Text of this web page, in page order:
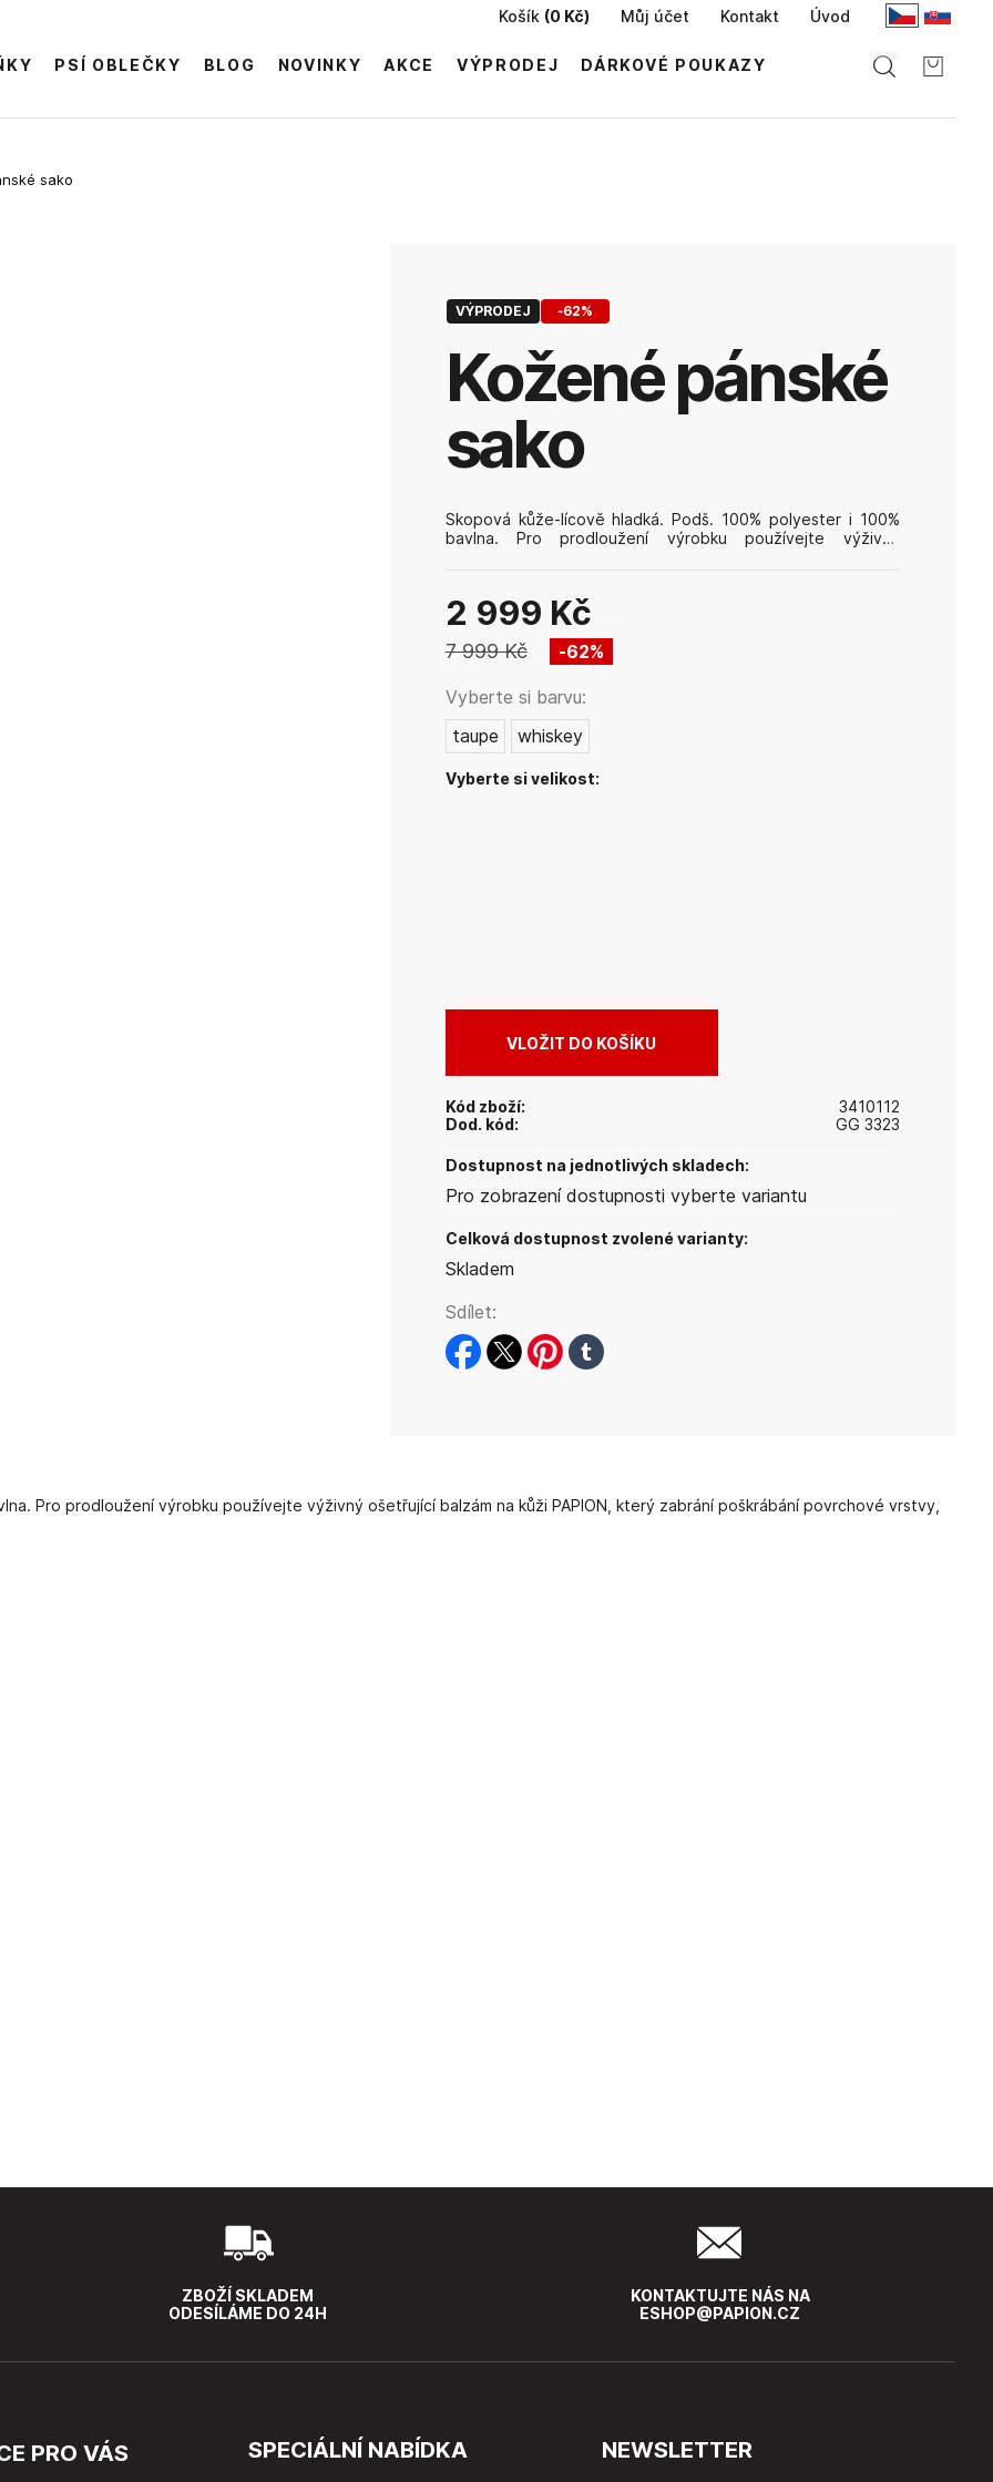
VÝPRODEJ -62%
kožené pánské
sako
Skopová kůže-lícově hladká. Podš. 100% polyester i 100%
bavlna. Pro prodloužení výrobku používejte výživný
2 999 Kč
7 999 Kč 62%
Vyberte si barvu:
taupe
whiskey
Vyberte si velikost:
Kód zboží:
3410112
Dod. kód:
GG 3323
Dostupnost na jednotlivých skladech:
Pro zobrazení dostupnosti vyberte variantu
Celková dostupnost zvolené varianty:
Skladem
Sdílet:
facebook
twitterpinterest
tumblr
Pro prodloužení výrobku používejte výživný ošetřující balzám na kůži PAPION, který zabrání poškrábání povrchové vrstvy,
Úvod
Kontakt
Můj účet
Košík (0 Kč)
sako
PSÍ OBLEČKY BLOG NOVINKY AKCE VÝPRODEJ DÁRKOVÉ POUKAZY
ZBOŽÍ SKLADEM
ODESÍLÁME DO 24H
KONTAKTUJTE NÁS NA
ESHOP@PAPION.CZ
PRO VÁS SPECIÁLNÍ NABÍDKA NEWSLETTER